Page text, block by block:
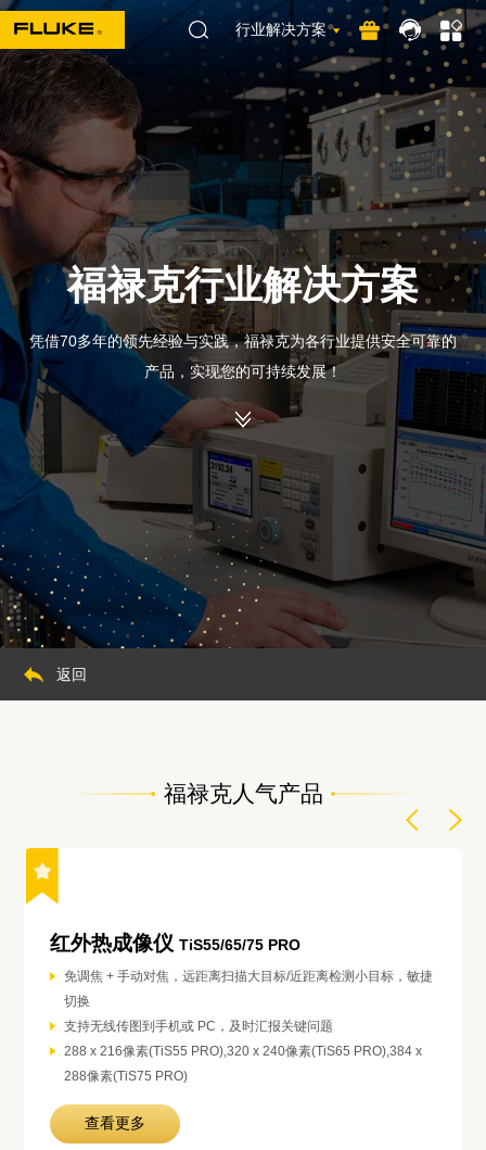
行业解决方案
福禄克行业解决方案
凭借70多年的领先经验与实践，福禄克为各行业提供安全可靠的
产品，实现您的可持续发展！
返回
福禄克人气产品
红外热成像仪 TiS55/65/75 PRO
免调焦 + 手动对焦，远距离扫描大目标/近距离检测小目标，敏捷
切换
支持无线传图到手机或 PC，及时汇报关键问题
288 x 216像素(TiS55 PRO),320 x 240像素(TiS65 PRO),384 x
288像素(TiS75 PRO)
查看更多